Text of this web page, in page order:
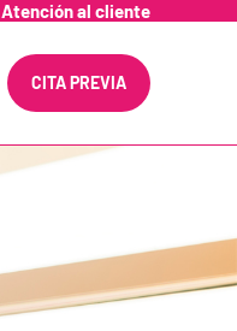
Atención al cliente
CITA PREVIA